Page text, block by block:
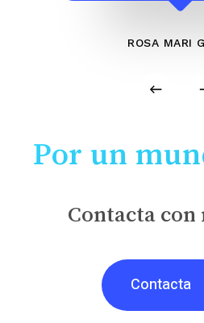
ROSA MARI
Por un
Contacta con
Contacta